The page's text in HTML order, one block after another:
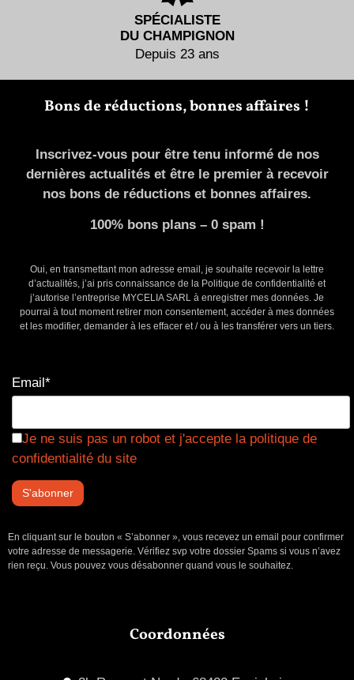
SPÉCIALISTE
DU CHAMPIGNON
Depuis 23 ans
Bons de réductions, bonnes affaires !
Inscrivez-vous pour être tenu informé de nos
dernières actualités et être le premier à recevoir
nos bons de réductions et bonnes affaires.
100% bons plans – 0 spam !
Oui, en transmettant mon adresse email, je souhaite recevoir la lettre
d’actualités, j’ai pris connaissance de la Politique de confidentialité et
j’autorise l’entreprise MYCELIA SARL à enregistrer mes données. Je
pourrai à tout moment retirer mon consentement, accéder à mes données
et les modifier, demander à les effacer et / ou à les transférer vers un tiers.
Email*
Je ne suis pas un robot et j'accepte la politique de
confidentialité du site
En cliquant sur le bouton « S’abonner », vous recevez un email pour confirmer
votre adresse de messagerie. Vérifiez svp votre dossier Spams si vous n’avez
rien reçu. Vous pouvez vous désabonner quand vous le souhaitez.
Coordonnées